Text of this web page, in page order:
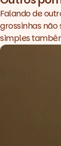
Falando de
grossinhas não
simples